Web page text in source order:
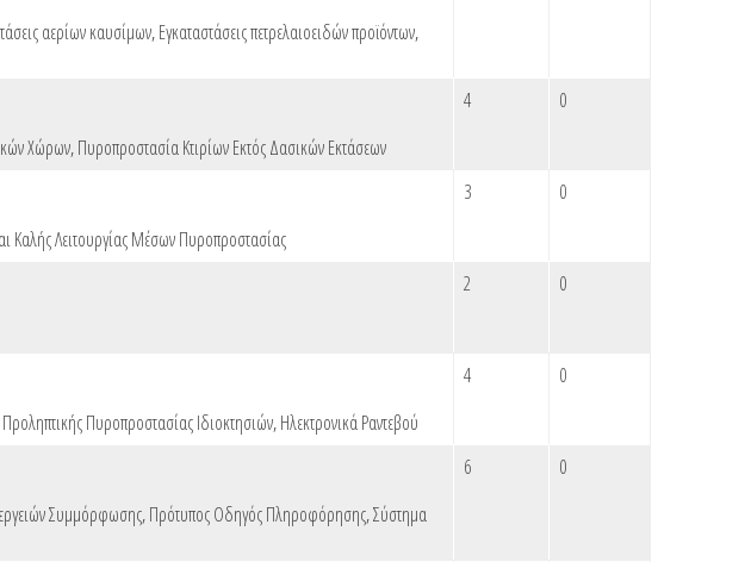
αερίων καυσίμων,Εγκαταστάσεις πετρελαιοειδών προϊόντων,
Χώρων,Πυροπροστασία Κτιρίων Εκτός Δασικών Εκτάσεων
4 0
Καλής Λειτουργίας Μέσων Πυροπροστασίας
3 0
2 0
Πυροπροστασίας Ιδιοκτησιών,Ηλεκτρονικά Ραντεβού
4 0
Συμμόρφωσης,Πρότυπος Οδηγός Πληροφόρησης,Σύστημα
6 0